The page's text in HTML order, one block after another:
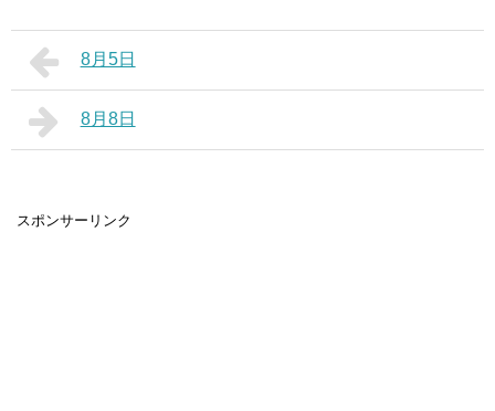
8月5日
8月8日
スポンサーリンク